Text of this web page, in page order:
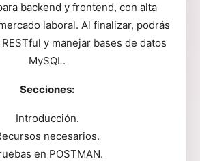
backend y frontend, con alta
laboral. Al finalizar, podrás
y manejar bases de datos
MySQL.
Secciones:
Introducción.
necesarios.
en POSTMAN.